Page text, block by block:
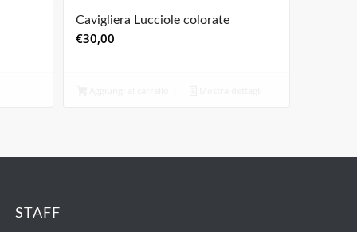
Cavigliera Lucciole colorate
€30,00
STAFF